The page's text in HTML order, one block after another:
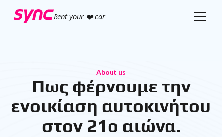
Rent your ❤️ car
About us
Πως φέρνουμε την
ενοικίαση αυτοκινήτου
στον 21ο αιώνα.